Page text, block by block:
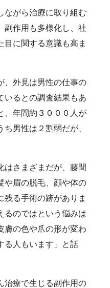
がら治療に取り組む
副作用も多様化し、社
目に関する意識も高ま
外見は男性の仕事の
いるとの調査結果もあ
、年間約３０００人が
男性は２割弱だが、
さまざまだが、藤間
や眉の脱毛、顔や体の
残る手術の跡がありま
るのではという悩みは
膚の色や爪の形が変わ
る人もいます」と話
療で生じる副作用の